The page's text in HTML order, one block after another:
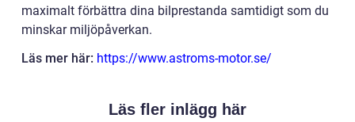
maximalt förbättra dina bilprestanda samtidigt som du
minskar miljöpåverkan.
Läs mer här: https://www.astroms-motor.se/
Läs fler inlägg här